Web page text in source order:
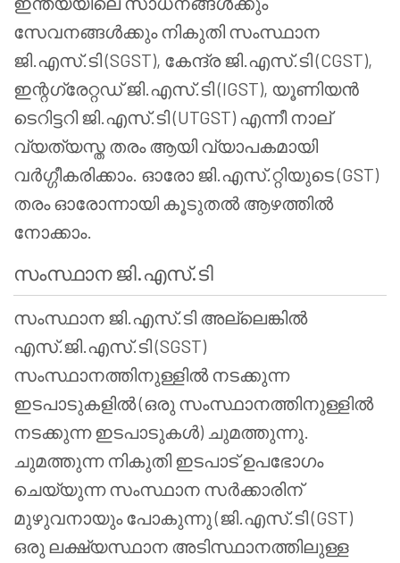
സേവനങ്ങൾക്കും നികുതി സംസ്ഥാന
ജി.എസ്.ടി (SGST), കേന്ദ്ര ജി.എസ്.ടി (CGST),
ഇന്റഗ്രേറ്റഡ് ജി.എസ്.ടി (IGST), യൂണിയൻ
ടെറിട്ടറി ജി.എസ്.ടി (UTGST) എന്നീ നാല്
വ്യത്യസ്ത തരം ആയി വ്യാപകമായി
വർഗ്ഗീകരിക്കാം. ഓരോ ജി.എസ്.റ്റിയുടെ (GST)
തരം ഓരോന്നായി കൂടുതൽ ആഴത്തിൽ
നോക്കാം.
സംസ്ഥാന ജി.എസ്.ടി
സംസ്ഥാന ജി.എസ്.ടി അല്ലെങ്കിൽ
എസ്.ജി.എസ്.ടി (SGST)
സംസ്ഥാനത്തിനുള്ളിൽ നടക്കുന്ന
ഇടപാടുകളിൽ (ഒരു സംസ്ഥാനത്തിനുള്ളിൽ
നടക്കുന്ന ഇടപാടുകൾ) ചുമത്തുന്നു.
ചുമത്തുന്ന നികുതി ഇടപാട് ഉപഭോഗം
ചെയ്യുന്ന സംസ്ഥാന സർക്കാരിന്
മുഴുവനായും പോകുന്നു (ജി.എസ്.ടി (GST)
ഒരു ലക്ഷ്യസ്ഥാന അടിസ്ഥാനത്തിലുള്ള